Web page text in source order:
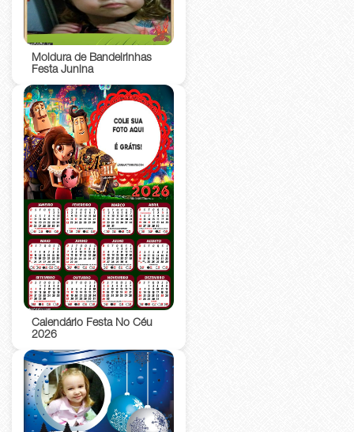
Moldura de Bandeirinhas
Festa Junina
Calendário Festa No Céu
2026